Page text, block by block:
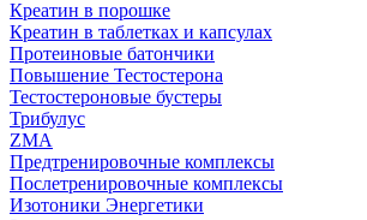
Креатин в порошке
Креатин в таблетках и капсулах
Протеиновые батончики
Повышение Тестостерона
Тестостероновые бустеры
Трибулус
ZMA
Предтренировочные комплексы
Послетренировочные комплексы
Изотоники Энергетики